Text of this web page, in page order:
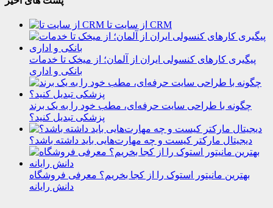
از سایت تا CRM
پیگیری کارهای کنسولی ایران از آلمان؛ از میخک تا خدمات
بانکی و اداری
چگونه با طراحی سایت حرفه‌ای، مطب خود را به یک برند
پزشکی تبدیل کنید؟
دیجیتال مارکتر کیست و چه مهارت‌هایی باید داشته باشد؟
بهترین مانیتور استوک را از کجا بخریم؟ معرفی فروشگاه
دانش رایانه